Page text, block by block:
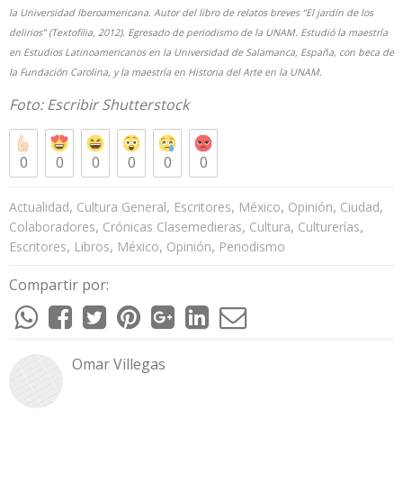
la Universidad Iberoamericana. Autor del libro de relatos breves “El jardín de los
delirios” (Textofilia, 2012). Egresado de periodismo de la UNAM. Estudió la maestría
en Estudios Latinoamericanos en la Universidad de Salamanca, España, con beca de
la Fundación Carolina, y la maestría en Historia del Arte en la UNAM.
Foto: EscribirShutterstock
0 0 0 0 0 0
Actualidad, Cultura General, Escritores, México, Opinión, Ciudad,
Colaboradores, Crónicas Clasemedieras, Cultura, Culturerías,
Escritores, Libros, México, Opinión, Periodismo
Compartir por:
Omar Villegas